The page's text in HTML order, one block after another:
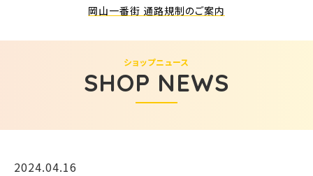
岡山一番街 通路規制のご案内
SHOP NEWS
ショップニュース
2024.04.16